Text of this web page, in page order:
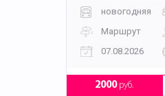
новогодняя
Маршрут
07.08.2026
2000руб.